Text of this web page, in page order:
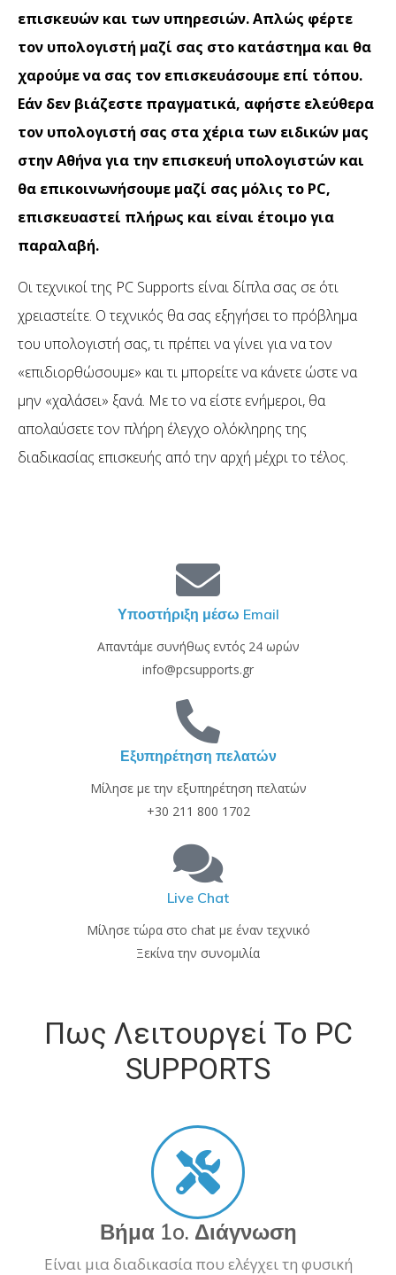
επισκευών και των υπηρεσιών. Απλώς φέρτε
τον υπολογιστή μαζί σας στο κατάστημα και θα
χαρούμε να σας τον επισκευάσουμε επί τόπου.
Εάν δεν βιάζεστε πραγματικά, αφήστε ελεύθερα
τον υπολογιστή σας στα χέρια των ειδικών μας
στην Αθήνα για την επισκευή υπολογιστών και
θα επικοινωνήσουμε μαζί σας μόλις το PC,
επισκευαστεί πλήρως και είναι έτοιμο για
παραλαβή.
Οι τεχνικοί της PC Supports είναι δίπλα σας σε ότι
χρειαστείτε. Ο τεχνικός θα σας εξηγήσει το πρόβλημα
του υπολογιστή σας, τι πρέπει να γίνει για να τον
«επιδιορθώσουμε» και τι μπορείτε να κάνετε ώστε να
μην «χαλάσει» ξανά. Με το να είστε ενήμεροι, θα
απολαύσετε τον πλήρη έλεγχο ολόκληρης της
διαδικασίας επισκευής από την αρχή μέχρι το τέλος.
Υποστήριξη μέσω Email
Απαντάμε συνήθως εντός 24 ωρών
info@pcsupports.gr
Εξυπηρέτηση πελατών
Μίλησε με την εξυπηρέτηση πελατών
+30 211 800 1702
Live Chat
Μίλησε τώρα στο chat με έναν τεχνικό
Ξεκίνα την συνομιλία
Πως Λειτουργεί Το PC
SUPPORTS
Βήμα 1o. Διάγνωση
Είναι μια διαδικασία που ελέγχει τη φυσική